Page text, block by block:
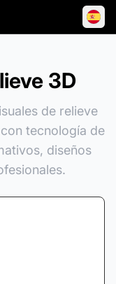
3D
de relieve
tecnología de
diseños